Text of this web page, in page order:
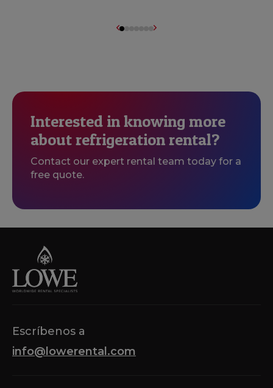
Interested in knowing more
about refrigeration rental?
Contact our expert rental team today for a
free quote.
Escríbenos a
info@lowerental.com